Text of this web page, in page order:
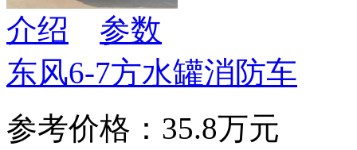
介绍
参数
东风6-7方水罐消防车
参考价格：35.8万元